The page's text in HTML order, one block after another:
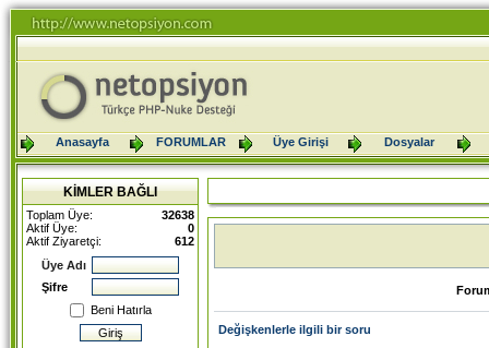
Anasayfa FORUMLAR Üye Girişi Dosyalar
KİMLER BAĞLI
Toplam Üye:
32638
Aktif Üye:
0
Aktif Ziyaretçi:
612
Üye Adı
Şifre
Beni Hatırla
Değişkenlerle ilgili bir soru